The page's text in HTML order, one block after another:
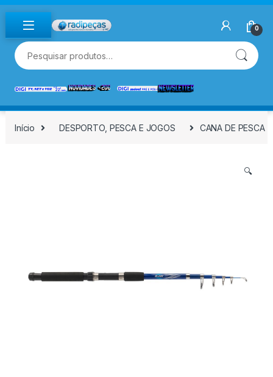
Skip to navigation
Skip to content
0
Pesquisar por:
Início DESPORTO, PESCA E JOGOS CANA DE PESCA
🔍